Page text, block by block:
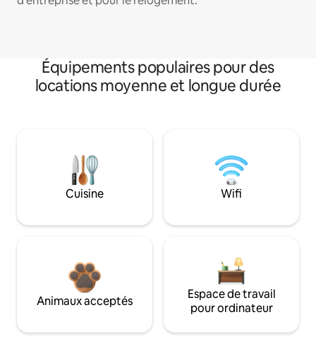
Équipements populaires pour des
locations moyenne et longue durée
Cuisine Wifi
Animaux acceptés
Espace de travail
pour ordinateur